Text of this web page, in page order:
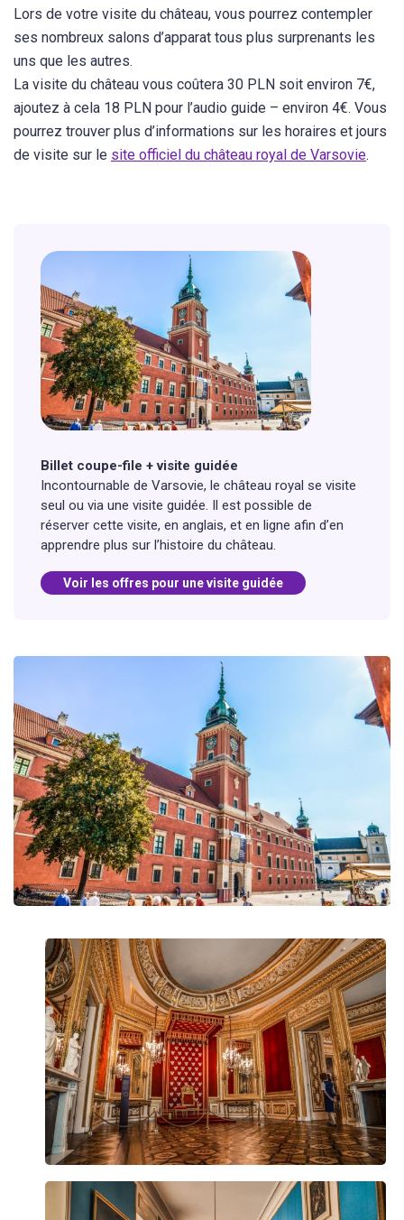
Lors de votre visite du château, vous pourrez contempler
ses nombreux salons d’apparat tous plus surprenants les
uns que les autres.
La visite du château vous coûtera 30 PLN soit environ 7€,
ajoutez à cela 18 PLN pour l’audio guide – environ 4€. Vous
pourrez trouver plus d’informations sur les horaires et jours
de visite sur le site officiel du château royal de Varsovie.
Billet coupe-file + visite guidée
Incontournable de Varsovie, le château royal se visite
seul ou via une visite guidée. Il est possible de
réserver cette visite, en anglais, et en ligne afin d’en
apprendre plus sur l’histoire du château.
Voir les offres pour une visite guidée